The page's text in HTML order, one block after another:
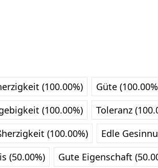
(100.00%)
Güte
(100.00%)
Toleranz
(100.00%)
Edle
(50.00%)
Gute Eigenschaft